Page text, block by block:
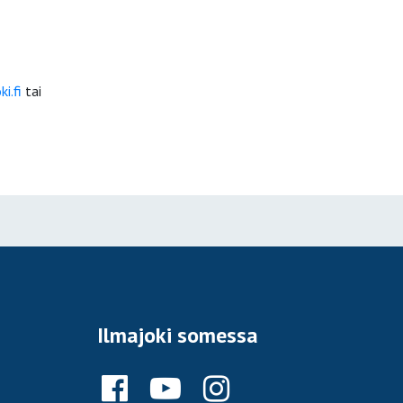
tai
Ilmajoki somessa